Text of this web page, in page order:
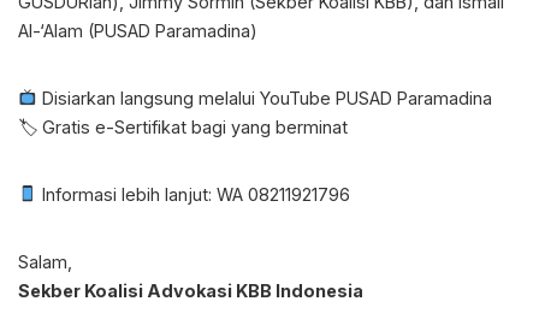
Al-‘Alam (PUSAD Paramadina)
Disiarkan langsung melalui YouTube PUSAD Paramadina
🏷 Gratis e-Sertifikat bagi yang berminat
Informasi lebih lanjut: WA 08211921796
Salam,
Sekber Koalisi Advokasi KBB Indonesia